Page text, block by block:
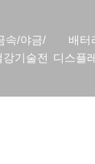
속/야금/
강기술전
배터
디스플